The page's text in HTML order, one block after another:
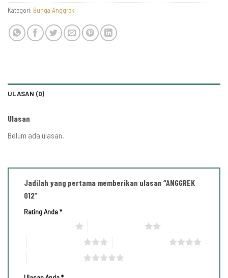
Kategori: Bunga Anggrek
ULASAN (0)
Ulasan
Belum ada ulasan.
Jadilah yang pertama memberikan ulasan “ANGGREK
012”
Rating Anda*